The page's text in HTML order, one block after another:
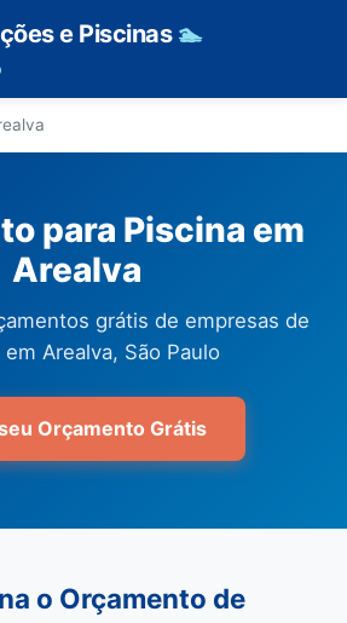
e Piscinas 🏊
para Piscina em
Arealva
grátis de empresas de
em Arealva, São Paulo
Orçamento Grátis
o Orçamento de